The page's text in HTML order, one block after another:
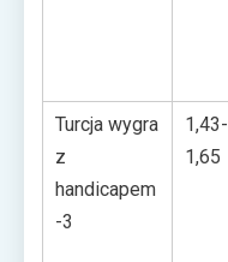
Turcja wygra
z
handicapem
-3
1,43-
1,65